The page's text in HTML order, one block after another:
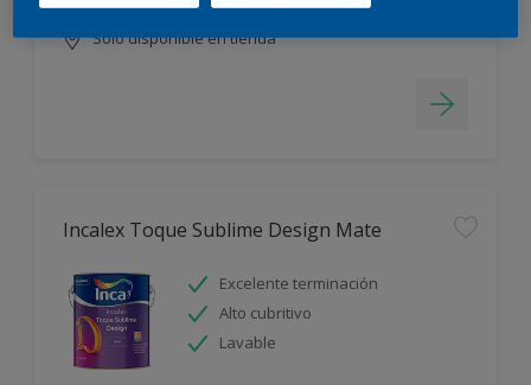
Sólo disponible en tienda
Incalex Toque Sublime Design Mate
Excelente terminación
Alto cubritivo
Lavable